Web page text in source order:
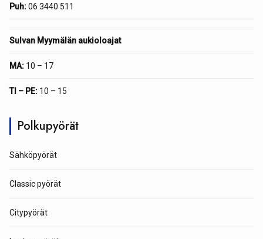
Puh:06 3440 511
Sulvan Myymälän aukioloajat
MA: 10 – 17
TI – PE: 10 – 15
Polkupyörät
Sähköpyörät
Classic pyörät
Citypyörät